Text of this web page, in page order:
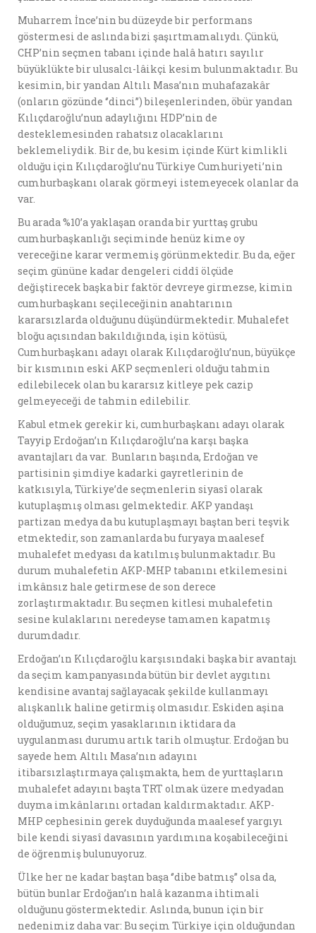
Muharrem İnce’nin bu düzeyde bir performans
göstermesi de aslında bizi şaşırtmamalıydı. Çünkü,
CHP’nin seçmen tabanı içinde halâ hatırı sayılır
büyüklükte bir ulusalcı-lâikçi kesim bulunmaktadır. Bu
kesimin, bir yandan Altılı Masa’nın muhafazakâr
(onların gözünde ‘’dinci’’) bileşenlerinden, öbür yandan
Kılıçdaroğlu’nun adaylığını HDP’nin de
desteklemesinden rahatsız olacaklarını
beklemeliydik. Bir de, bu kesim içinde Kürt kimlikli
olduğu için Kılıçdaroğlu’nu Türkiye Cumhuriyeti’nin
cumhurbaşkanı olarak görmeyi istemeyecek olanlar da
var.
Bu arada %10’a yaklaşan oranda bir yurttaş grubu
cumhurbaşkanlığı seçiminde henüz kime oy
vereceğine karar vermemiş görünmektedir. Bu da, eğer
seçim gününe kadar dengeleri ciddî ölçüde
değiştirecek başka bir faktör devreye girmezse, kimin
cumhurbaşkanı seçileceğinin anahtarının
kararsızlarda olduğunu düşündürmektedir. Muhalefet
bloğu açısından bakıldığında, işin kötüsü,
Cumhurbaşkanı adayı olarak Kılıçdaroğlu’nun, büyükçe
bir kısmının eski AKP seçmenleri olduğu tahmin
edilebilecek olan bu kararsız kitleye pek cazip
gelmeyeceği de tahmin edilebilir.
Kabul etmek gerekir ki, cumhurbaşkanı adayı olarak
Tayyip Erdoğan’ın Kılıçdaroğlu’na karşı başka
avantajları da var. Bunların başında, Erdoğan ve
partisinin şimdiye kadarki gayretlerinin de
katkısıyla, Türkiye’de seçmenlerin siyasî olarak
kutuplaşmış olması gelmektedir. AKP yandaşı
partizan medya da bu kutuplaşmayı baştan beri teşvik
etmektedir, son zamanlarda bu furyaya maalesef
muhalefet medyası da katılmış bulunmaktadır. Bu
durum muhalefetin AKP-MHP tabanını etkilemesini
imkânsız hale getirmese de son derece
zorlaştırmaktadır. Bu seçmen kitlesi muhalefetin
sesine kulaklarını neredeyse tamamen kapatmış
durumdadır.
Erdoğan’ın Kılıçdaroğlu karşısındaki başka bir avantajı
da seçim kampanyasında bütün bir devlet aygıtını
kendisine avantaj sağlayacak şekilde kullanmayı
alışkanlık haline getirmiş olmasıdır. Eskiden aşina
olduğumuz, seçim yasaklarının iktidara da
uygulanması durumu artık tarih olmuştur. Erdoğan bu
sayede hem Altılı Masa’nın adayını
itibarsızlaştırmaya çalışmakta, hem de yurttaşların
muhalefet adayını başta TRT olmak üzere medyadan
duyma imkânlarını ortadan kaldırmaktadır. AKP-
MHP cephesinin gerek duyduğunda maalesef yargıyı
bile kendi siyasî davasının yardımına koşabileceğini
de öğrenmiş bulunuyoruz.
Ülke her ne kadar baştan başa ‘’dibe batmış’’ olsa da,
bütün bunlar Erdoğan’ın halâ kazanma ihtimali
olduğunu göstermektedir. Aslında, bunun için bir
nedenimiz daha var: Bu seçim Türkiye için olduğundan